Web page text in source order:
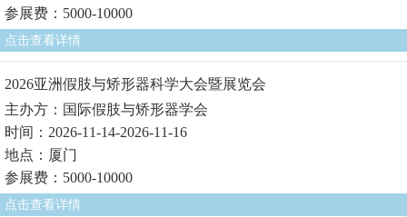
参展费：5000-10000
点击查看详情
2026亚洲假肢与矫形器科学大会暨展览会
主办方：国际假肢与矫形器学会
时间：2026-11-14-2026-11-16
地点：厦门
参展费：5000-10000
点击查看详情